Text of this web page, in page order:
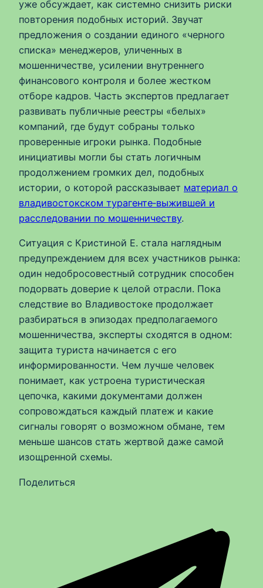
уже обсуждает, как системно снизить риски
повторения подобных историй. Звучат
предложения о создании единого «черного
списка» менеджеров, уличенных в
мошенничестве, усилении внутреннего
финансового контроля и более жестком
отборе кадров. Часть экспертов предлагает
развивать публичные реестры «белых»
компаний, где будут собраны только
проверенные игроки рынка. Подобные
инициативы могли бы стать логичным
продолжением громких дел, подобных
истории, о которой рассказывает материал о
владивостокском турагенте‑выжившей и
расследовании по мошенничеству.
Ситуация с Кристиной Е. стала наглядным
предупреждением для всех участников рынка:
один недобросовестный сотрудник способен
подорвать доверие к целой отрасли. Пока
следствие во Владивостоке продолжает
разбираться в эпизодах предполагаемого
мошенничества, эксперты сходятся в одном:
защита туриста начинается с его
информированности. Чем лучше человек
понимает, как устроена туристическая
цепочка, какими документами должен
сопровождаться каждый платеж и какие
сигналы говорят о возможном обмане, тем
меньше шансов стать жертвой даже самой
изощренной схемы.
Поделиться